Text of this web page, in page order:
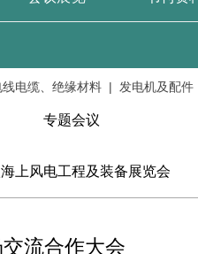
、绝缘材料 | 发电机及配件 | 防
专题会议
上风电工程及装备展览会
流合作大会